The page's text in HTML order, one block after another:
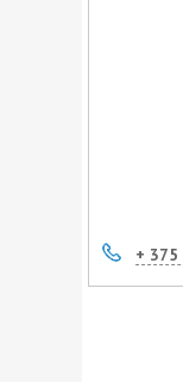
+ 375